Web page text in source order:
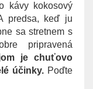
kávy kokosový
predsa, keď ju
sa stretnem s
pripravená
je chuťovo
účinky. Poďte